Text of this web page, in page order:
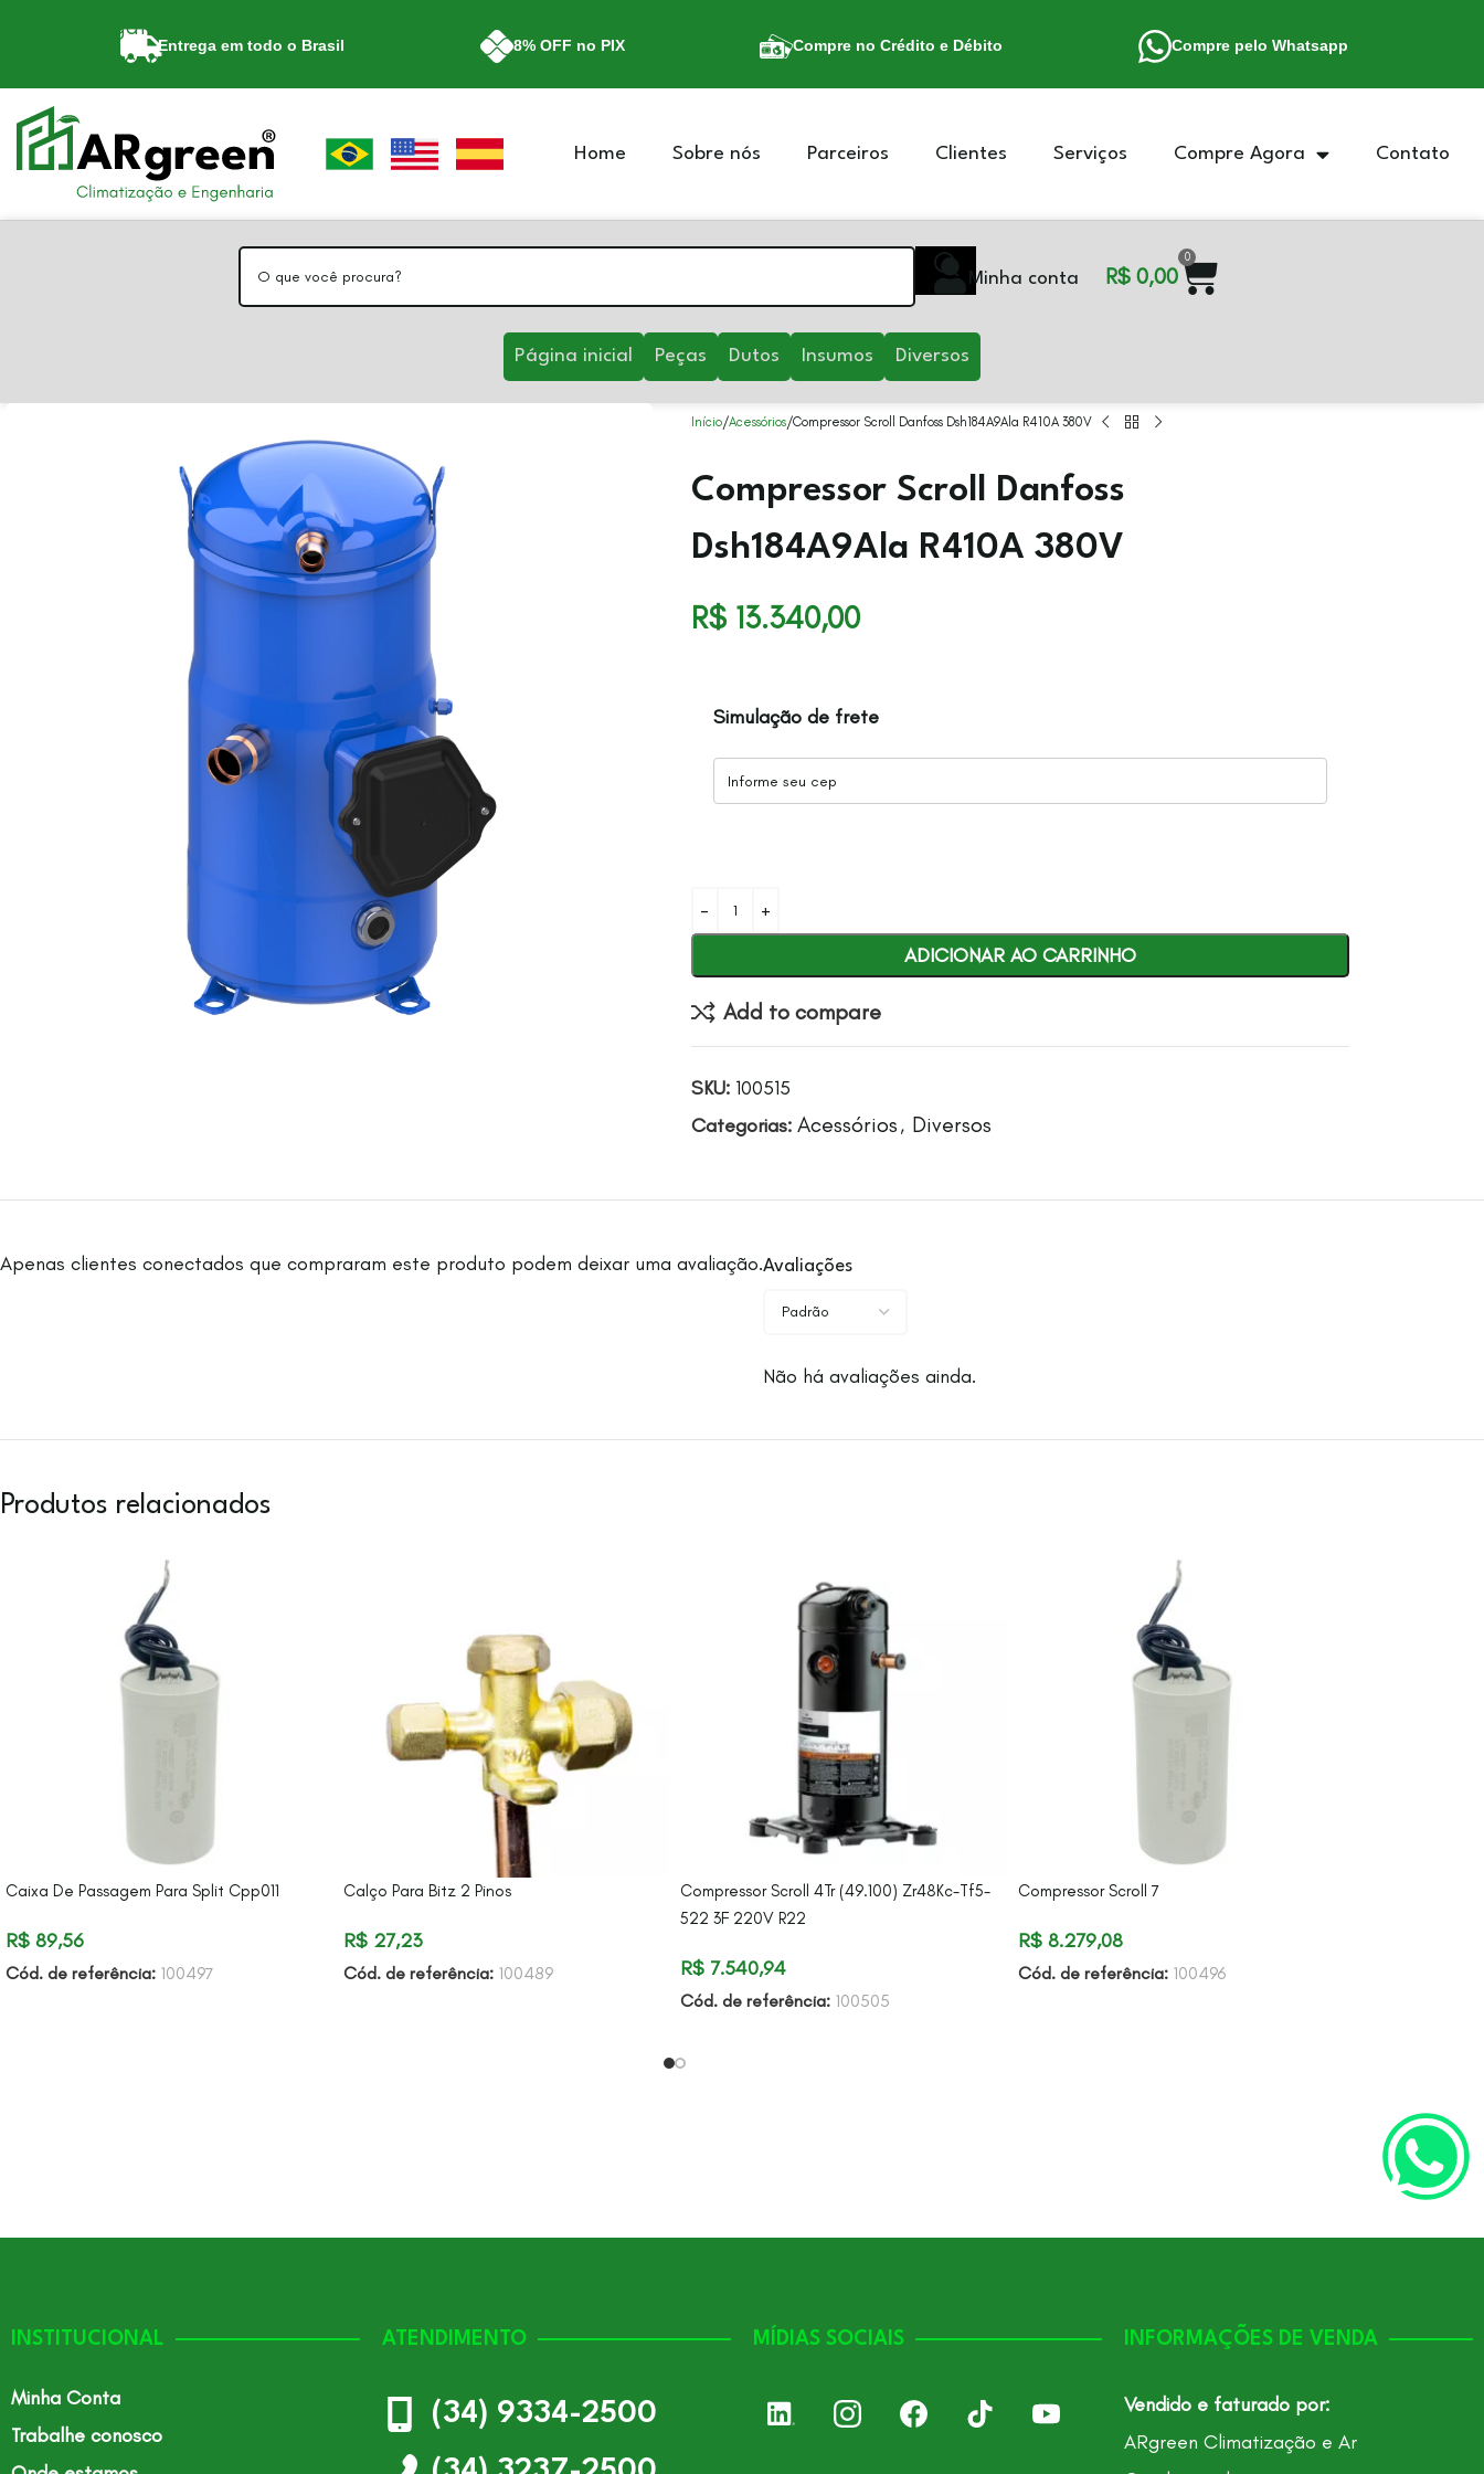
Skip to navigation
Skip to main content
Entrega em todo o Brasil 8% OFF no PIX Compre no Crédito e Débito Compre pelo Whatsapp
Home Sobre nós Parceiros Clientes Serviços Compre Agora Contato
Minha conta R$ 0,00
0
Página inicial Peças Dutos Insumos Diversos
Início Acessórios Compressor Scroll Danfoss Dsh184A9Ala R410A 380V
Compressor Scroll Danfoss
Dsh184A9Ala R410A 380V
R$13.340,00
Simulação de frete
ADICIONAR AO CARRINHO
Add to compare
SKU: 100515
Categorias: Acessórios, Diversos
Avaliações
Não há avaliações ainda.
Apenas clientes conectados que compraram este produto podem deixar uma avaliação.
Produtos relacionados
Caixa De Passagem Para Split Cpp011
R$ 89,56
Cód. de referência: 100497
Calço Para Bitz 2 Pinos
R$27,23
Cód. de referência: 100489
Compressor Scroll 4Tr (49.100) Zr48Kc-Tf5-
522 3F 220V R22
R$ 7.540,94
Cód. de referência: 100505
Compressor Scroll 7
R$8.279,08
Cód. de referência: 100496
INSTITUCIONAL
Minha Conta
Trabalhe conosco
ATENDIMENTO
(34) 9334-2500
MÍDIAS SOCIAIS INFORMAÇÕES DE VENDA
Vendido e faturado por:
ARgreen Climatização e Ar